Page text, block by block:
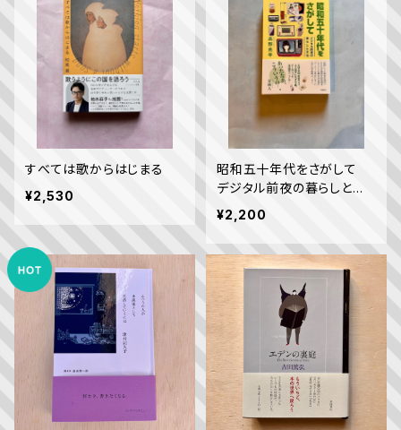
すべては歌からはじまる
¥2,530
昭和五十年代をさがして
デジタル前夜の暮らしと文
化
¥2,200